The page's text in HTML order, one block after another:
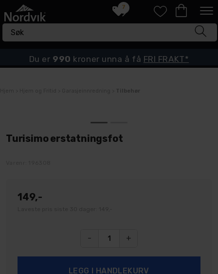
7
Du er 990 kroner unna å få FRI FRAKT*
Turisimo erstatningsfot
149,-
- +